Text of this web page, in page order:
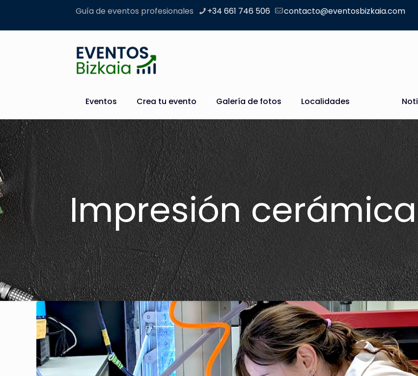
Guía de eventos profesionales +34 661 746 506 contacto@eventosbizkaia.com
Eventos Crea tu evento Galería de fotos Localidades
Impresión